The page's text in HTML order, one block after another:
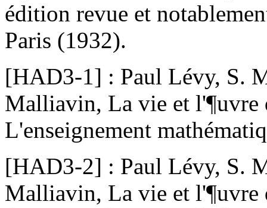
édition revue et
Paris (1932).
[HAD3-1] : Paul Lévy, S.
Malliavin, La vie et l'¶uvre
L'enseignement
[HAD3-2] : Paul Lévy, S.
Malliavin, La vie et l'¶uvre